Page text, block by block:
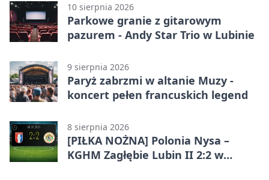
10 sierpnia 2026
Parkowe granie z gitarowym
pazurem - Andy Star Trio w Lubinie
9 sierpnia 2026
Paryż zabrzmi w altanie Muzy -
koncert pełen francuskich legend
8 sierpnia 2026
[PIŁKA NOŻNA] Polonia Nysa –
KGHM Zagłębie Lubin II 2:2 w